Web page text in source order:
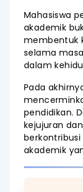
Mahasiswa
akademik
membentuk
selama
dalam
Pada
pendidikan.
kejujuran
akademik